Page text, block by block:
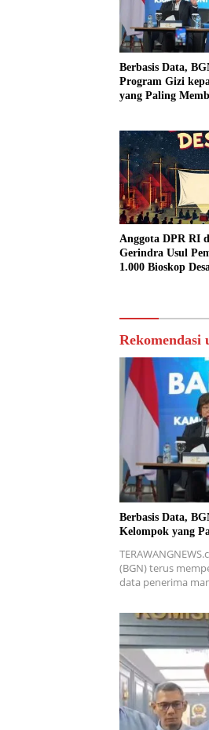
Berbasis Data,
Program Gizi
yang Paling
Anggota DPR RI
Gerindra Usul
1.000 Bioskop
Rekomendasi
Berbasis Data,
Kelompok yang
(BGN) terus
data penerima